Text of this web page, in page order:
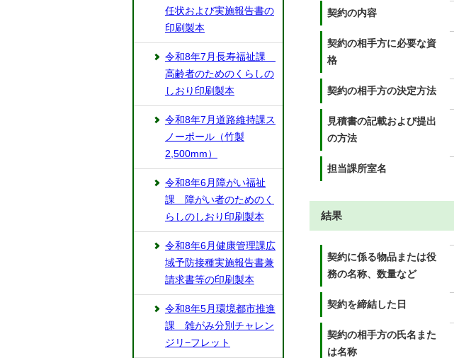
契約の内容
契約の相手方に必要な資
格
契約の相手方の決定方法
見積書の記載および提出
の方法
担当課所室名
結果
契約に係る物品または役
務の名称、数量など
契約を締結した日
契約の相手方の氏名また
は名称
任状および実施報告書の
印刷製本
令和8年7月長寿福祉課
高齢者のためのくらしの
しおり印刷製本
令和8年7月道路維持課ス
ノーポール（竹製
2,500mm）
令和8年6月障がい福祉
課 障がい者のためのく
らしのしおり印刷製本
令和8年6月健康管理課広
域予防接種実施報告書兼
請求書等の印刷製本
令和8年5月環境都市推進
課 雑がみ分別チャレン
ジリ−フレット